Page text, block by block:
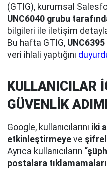
(GTIG), kurumsal
UNC6040 grubu
bilgileri ile iletişim
Bu hafta GTIG, UNC6395
veri ihlali yaptığını
KULLANICILAR
GÜVENLİK
Google, kullanıcılarını iki
etkinleştirmeye ve
Ayrıca kullanıcıların
postalara tıklamamaları